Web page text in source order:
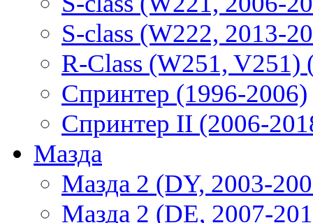
S-class (W222, 2013-
R-Class (W251, V251)
Спринтер (1996-2006)
Спринтер II (2006-
Мазда
Мазда 2 (DY, 2003-
Мазда 2 (DE, 2007-